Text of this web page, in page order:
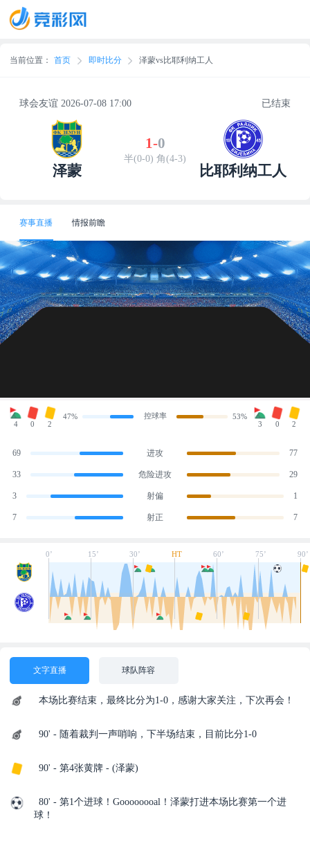
当前位置： 首页 即时比分 泽蒙vs比耶利纳工人
球会友谊 2026-07-08 17:00 已结束
泽蒙
1-0
半(0-0) 角(4-3)
比耶利纳工人
赛事直播 情报前瞻
4 0 2
47% 控球率
53%
3
0 2
69 进攻 77
33 危险进攻 29
3 射偏 1
7 射正 7
0’ 15’ 30’ HT 60’ 75’ 90’
文字直播 球队阵容
本场比赛结束，最终比分为1-0，感谢大家关注，下次再会！
90' - 随着裁判一声哨响，下半场结束，目前比分1-0
90' - 第4张黄牌 - (泽蒙)
80' - 第1个进球！Goooooooal！泽蒙打进本场比赛第一个进
球！